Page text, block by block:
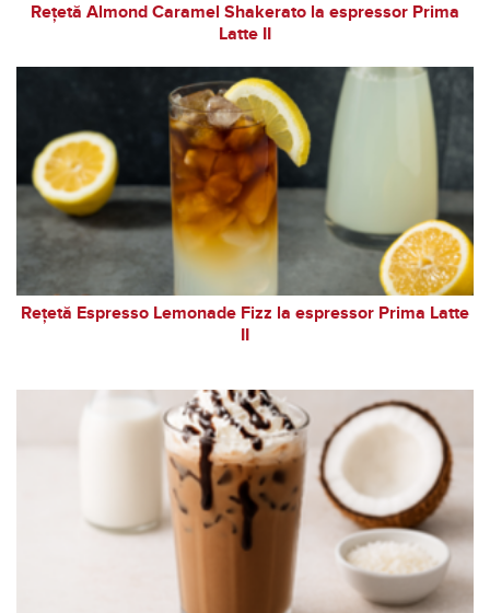
Rețetă Almond Caramel Shakerato la espressor Prima
Latte II
Rețetă Espresso Lemonade Fizz la espressor Prima Latte
II